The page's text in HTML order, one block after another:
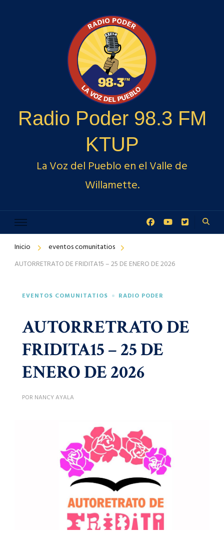
Radio Poder 98.3 FM
KTUP
La Voz del Pueblo en el Valle de
Willamette.
Inicio
eventos comunitatios
AUTORRETRATO DE FRIDITA15 – 25 DE ENERO DE 2026
EVENTOS COMUNITATIOS RADIO PODER
AUTORRETRATO DE
FRIDITA15 – 25 DE
ENERO DE 2026
POR NANCY AYALA